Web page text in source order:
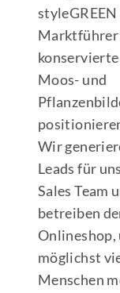
styleGREEN
konservierte
Moos- und
Wir
Leads für
Sales Team
betreiben
Onlineshop,
möglichst
Menschen